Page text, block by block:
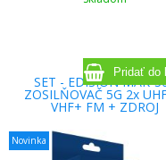
SET - EDISION MAK-
ZOSILŇOVAČ 5G 2x
VHF+ FM + ZDROJ
Novinka